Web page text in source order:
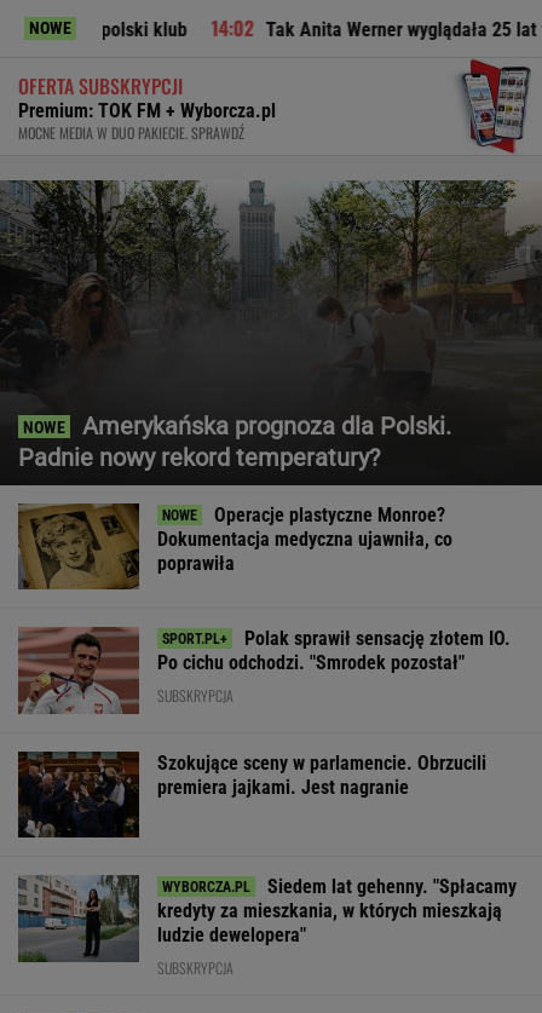
NOWE
klub Tak Anita Werner wyglądała 25 lat temu.
OFERTA SUBSKRYPCJI
Premium: TOK FM + Wyborcza.pl
MOCNE MEDIA W DUO PAKIECIE. SPRAWDŹ
Amerykańska prognoza dla Polski.
Padnie nowy rekord temperatury?
Operacje plastyczne Monroe?
Dokumentacja medyczna ujawniła, co
poprawiła
Polak sprawił sensację złotem IO.
Po cichu odchodzi. "Smrodek pozostał"
SUBSKRYPCJA
Szokujące sceny w parlamencie. Obrzucili
premiera jajkami. Jest nagranie
Siedem lat gehenny. "Spłacamy
kredyty za mieszkania, w których mieszkają
ludzie dewelopera"
SUBSKRYPCJA